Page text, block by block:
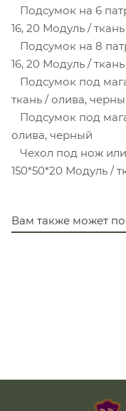
Подсумок на 6
16, 20 Модуль /
Подсумок на 8
16, 20 Модуль /
Подсумок под
ткань / олива,
Подсумок под
олива, черный
Чехол под нож
150*50*20 Модуль /
Вам также может